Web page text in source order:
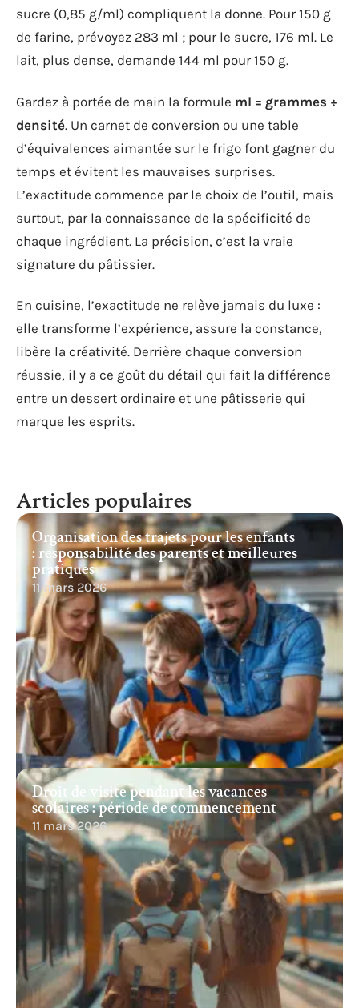
sucre (0,85 g/ml) compliquent la donne. Pour 150 g
de farine, prévoyez 283 ml ; pour le sucre, 176 ml. Le
lait, plus dense, demande 144 ml pour 150 g.
Gardez à portée de main la formule ml = grammes ÷
densité. Un carnet de conversion ou une table
d’équivalences aimantée sur le frigo font gagner du
temps et évitent les mauvaises surprises.
L’exactitude commence par le choix de l’outil, mais
surtout, par la connaissance de la spécificité de
chaque ingrédient. La précision, c’est la vraie
signature du pâtissier.
En cuisine, l’exactitude ne relève jamais du luxe :
elle transforme l’expérience, assure la constance,
libère la créativité. Derrière chaque conversion
réussie, il y a ce goût du détail qui fait la différence
entre un dessert ordinaire et une pâtisserie qui
marque les esprits.
Articles populaires
Organisation des trajets pour les enfants
: responsabilité des parents et meilleures
pratiques
11 mars 2026
Droit de visite pendant les vacances
scolaires : période de commencement
11 mars 2026